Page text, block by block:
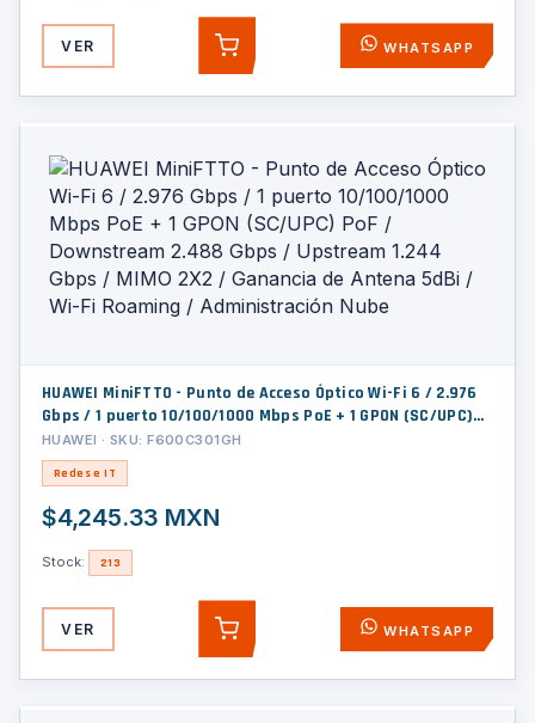
VER AGREGAR WHATSAPP
HUAWEI MiniFTTO - Punto de Acceso Óptico Wi-Fi 6 / 2.976
Gbps / 1 puerto 10/100/1000 Mbps PoE + 1 GPON (SC/UPC)
PoF / Downstream 2.488 Gbps / Upstream 1.244 Gbps /
MIMO 2X2 / Ganancia de Antena 5dBi / Wi-Fi Roaming /
Administración Nube
HUAWEI · SKU: F600C301GH
Redes e IT
$4,245.33 MXN
Stock: 213
VER AGREGAR WHATSAPP